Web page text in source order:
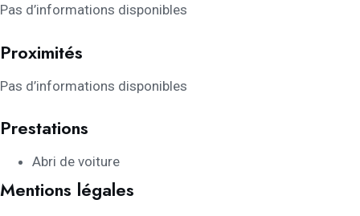
Pas d’informations disponibles
Proximités
Pas d’informations disponibles
Prestations
Abri de voiture
Mentions légales